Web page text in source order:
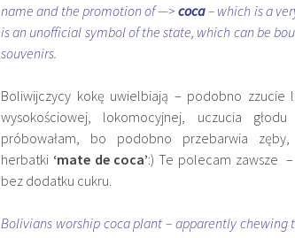
name and the promotion of —> coca– which is a
is an unofficial symbol of the state, which can be
souvenirs.
Boliwijczycy kokę uwielbiają – podobno
wysokościowej, lokomocyjnej, uczucia
próbowałam, bo podobno przebarwia
herbatki ‘mate de coca’:) Te polecam zawsze
bez dodatku cukru.
Bolivians worship coca plant – apparently